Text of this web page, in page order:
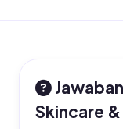
Skincare &